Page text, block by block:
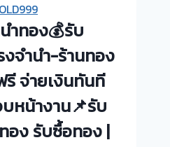
ำทอง💰รับ
งจำนำ-ร้านทอง
รี จ่ายเงินทันที
หน้างาน📌รับ
อง รับซื้อทอง |